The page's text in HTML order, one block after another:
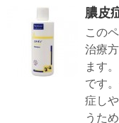
膿皮
この
治療
ます
です
症し
うた